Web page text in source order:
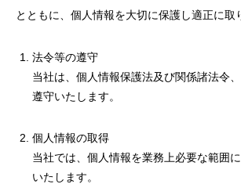
とともに、個人情報を大切に保護し適正に取
法令等の遵守
当社は、個人情報保護法及び関係諸法令
遵守いたします。
個人情報の取得
当社では、個人情報を業務上必要な範囲
いたします。